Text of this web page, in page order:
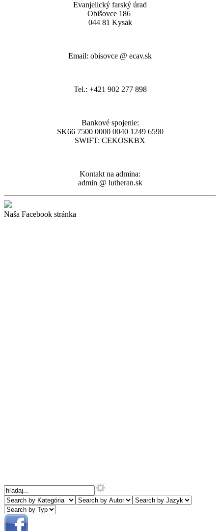
Evanjelický farský úrad
Obišovce 186
044 81 Kysak
Email: obisovce @ ecav.sk
Tel.: +421 902 277 898
Bankové spojenie:
SK66 7500 0000 0040 1249 6590
SWIFT: CEKOSKBX
Kontakt na admina:
admin @ lutheran.sk
Naša Facebook stránka